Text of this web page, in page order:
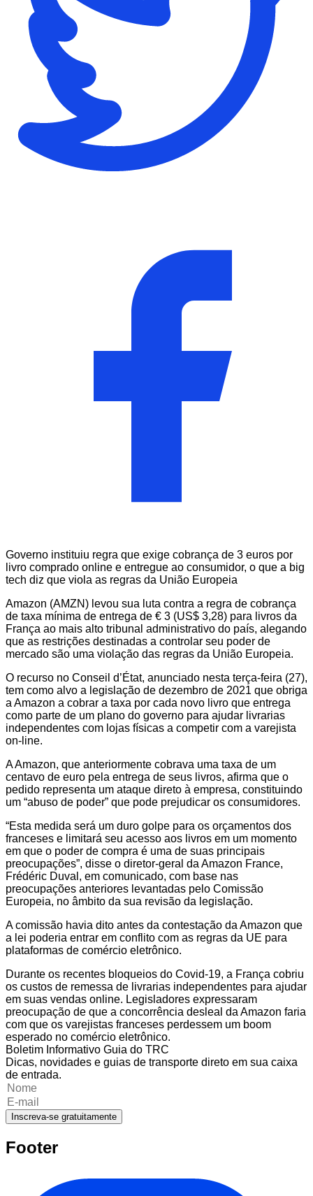
Governo instituiu regra que exige cobrança de 3 euros por
livro comprado online e entregue ao consumidor, o que a big
tech diz que viola as regras da União Europeia
Amazon (AMZN) levou sua luta contra a regra de cobrança
de taxa mínima de entrega de € 3 (US$ 3,28) para livros da
França ao mais alto tribunal administrativo do país, alegando
que as restrições destinadas a controlar seu poder de
mercado são uma violação das regras da União Europeia.
O recurso no Conseil d’État, anunciado nesta terça-feira (27),
tem como alvo a legislação de dezembro de 2021 que obriga
a Amazon a cobrar a taxa por cada novo livro que entrega
como parte de um plano do governo para ajudar livrarias
independentes com lojas físicas a competir com a varejista
on-line.
A Amazon, que anteriormente cobrava uma taxa de um
centavo de euro pela entrega de seus livros, afirma que o
pedido representa um ataque direto à empresa, constituindo
um “abuso de poder” que pode prejudicar os consumidores.
“Esta medida será um duro golpe para os orçamentos dos
franceses e limitará seu acesso aos livros em um momento
em que o poder de compra é uma de suas principais
preocupações”, disse o diretor-geral da Amazon France,
Frédéric Duval, em comunicado, com base nas
preocupações anteriores levantadas pelo Comissão
Europeia, no âmbito da sua revisão da legislação.
A comissão havia dito antes da contestação da Amazon que
a lei poderia entrar em conflito com as regras da UE para
plataformas de comércio eletrônico.
Durante os recentes bloqueios do Covid-19, a França cobriu
os custos de remessa de livrarias independentes para ajudar
em suas vendas online. Legisladores expressaram
preocupação de que a concorrência desleal da Amazon faria
com que os varejistas franceses perdessem um boom
esperado no comércio eletrônico.
Boletim Informativo Guia do TRC
Dicas, novidades e guias de transporte direto em sua caixa
de entrada.
Inscreva-se gratuitamente
Footer